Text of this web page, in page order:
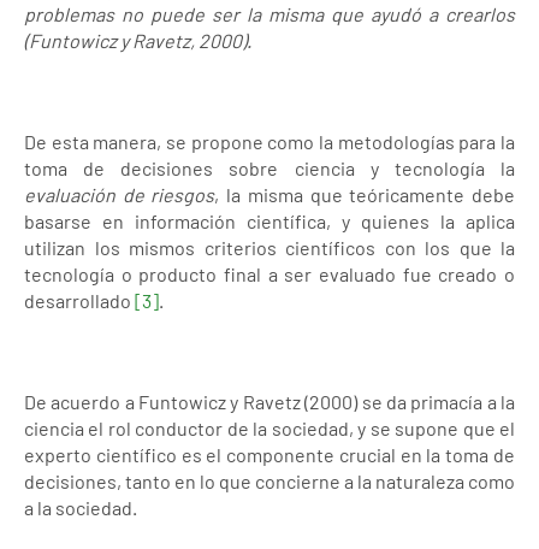
problemas no puede ser la misma que ayudó a crearlos
(Funtowicz y Ravetz, 2000).
De esta manera, se propone como la metodologías para la
toma de decisiones sobre ciencia y tecnología la
evaluación de riesgos, la misma que teóricamente debe
basarse en información científica, y quienes la aplica
utilizan los mismos criterios científicos con los que la
tecnología o producto final a ser evaluado fue creado o
desarrollado [3].
De acuerdo a Funtowicz y Ravetz (2000) se da primacía a la
ciencia el rol conductor de la sociedad, y se supone que el
experto científico es el componente crucial en la toma de
decisiones, tanto en lo que concierne a la naturaleza como
a la sociedad.